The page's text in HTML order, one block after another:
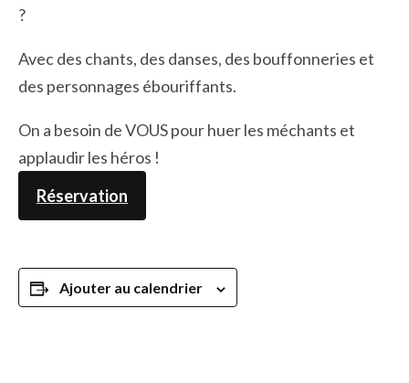
?
Avec des chants, des danses, des bouffonneries et
des personnages ébouriffants.
On a besoin de VOUS pour huer les méchants et
applaudir les héros !
Réservation
Ajouter au calendrier